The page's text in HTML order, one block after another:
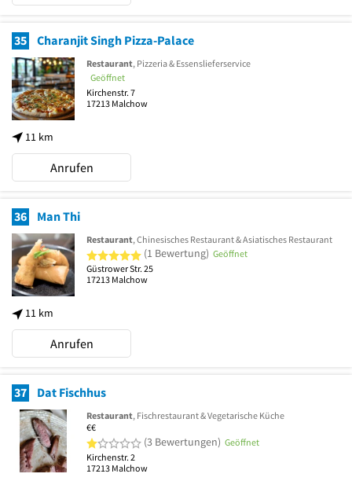
35 Charanjit Singh Pizza-Palace
11 km
Restaurant, Pizzeria & Essenslieferservice
Geöffnet
Kirchenstr. 7
17213 Malchow
Anrufen
36 Man Thi
11 km
Restaurant, Chinesisches Restaurant & Asiatisches Restaurant
5 von 5 Sternen
(1 Bewertung) Geöffnet
Güstrower Str. 25
17213 Malchow
Anrufen
37 Dat Fischhus
Restaurant, Fischrestaurant & Vegetarische Küche
€€
1 von 5 Sternen
(3 Bewertungen) Geöffnet
Kirchenstr. 2
17213 Malchow